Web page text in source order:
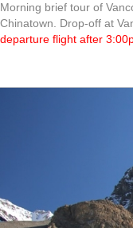
Morning brief tour of
Chinatown. Drop-off at
departure flight after